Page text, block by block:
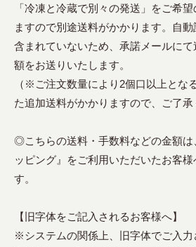
「冷凍と冷蔵で別々の発送」をご希
ますので別途送料がかかります。自
含まれていないため、承諾メールに
額をお送りいたします。
（※ご注文数量により2個口以上とな
た追加送料がかかりますので、ご了承
◎こちらの送料・手数料などの金額は
ッピング』をご利用いただいたお客
す。
【旧字体をご記入されるお客様へ】
※システムの関係上、旧字体でご入力